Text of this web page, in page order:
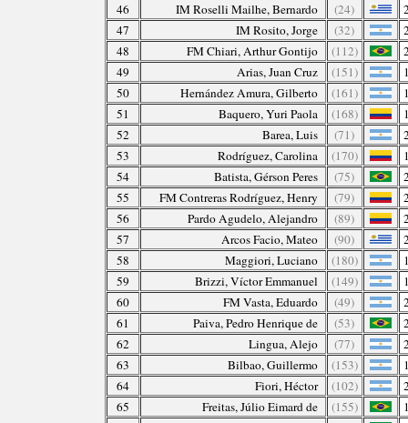
46
IM Roselli Mailhe, Bernardo (24)
47
IM Rosito, Jorge (32)
48
FM Chiari, Arthur Gontijo (112)
49
Arias, Juan Cruz (151)
50
Hernández Amura, Gilberto (161)
51
Baquero, Yuri Paola (168)
52
Barea, Luis (71)
53
Rodríguez, Carolina (170)
54
Batista, Gérson Peres (75)
55
FM Contreras Rodríguez, Henry (79)
56
Pardo Agudelo, Alejandro (89)
57
Arcos Facio, Mateo (90)
58
Maggiori, Luciano (180)
59
Brizzi, Víctor Emmanuel (149)
60
FM Vasta, Eduardo (49)
61
Paiva, Pedro Henrique de (53)
62
Lingua, Alejo (77)
63
Bilbao, Guillermo (153)
64
Fiori, Héctor (102)
65
Freitas, Júlio Eimard de (155)